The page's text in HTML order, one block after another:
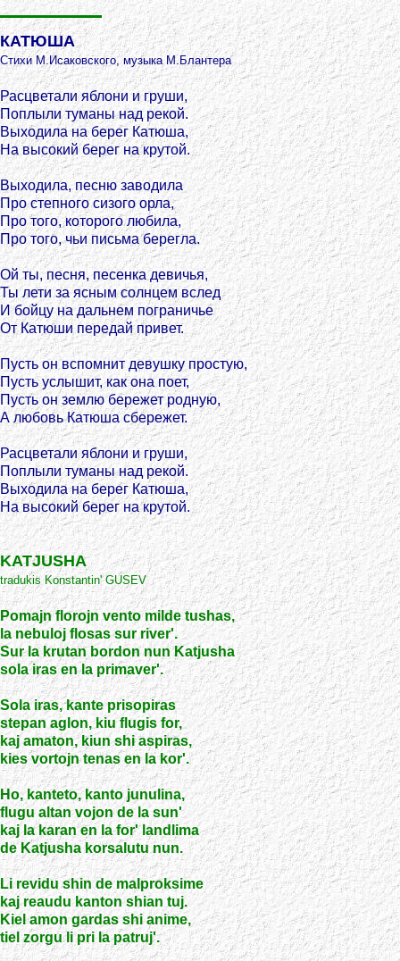
КАТЮША
Стихи М.Исаковского, музыка М.Блантера
Расцветали яблони и груши,
Поплыли туманы над рекой.
Выходила на берег Катюша,
На высокий берег на крутой.
Выходила, песню заводила
Про степного сизого орла,
Про того, которого любила,
Про того, чьи письма берегла.
Ой ты, песня, песенка девичья,
Ты лети за ясным солнцем вслед
И бойцу на дальнем пограничье
От Катюши передай привет.
Пусть он вспомнит девушку простую,
Пусть услышит, как она поет,
Пусть он землю бережет родную,
А любовь Катюша сбережет.
Расцветали яблони и груши,
Поплыли туманы над рекой.
Выходила на берег Катюша,
На высокий берег на крутой.
KATJUSHA
tradukis Konstantin' GUSEV
Pomajn florojn vento milde tushas,
la nebuloj flosas sur river'.
Sur la krutan bordon nun Katjusha
sola iras en la primaver'.
Sola iras, kante prisopiras
stepan aglon, kiu flugis for,
kaj amaton, kiun shi aspiras,
kies vortojn tenas en la kor'.
Ho, kanteto, kanto junulina,
flugu altan vojon de la sun'
kaj la karan en la for' landlima
de Katjusha korsalutu nun.
Li revidu shin de malproksime
kaj reaudu kanton shian tuj.
Kiel amon gardas shi anime,
tiel zorgu li pri la patruj'.